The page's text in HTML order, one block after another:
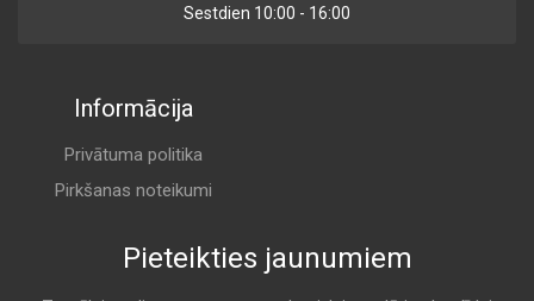
Sestdien 10:00 - 16:00
Informācija
Privātuma politika
Pirkšanas noteikumi
Pieteikties jaunumiem